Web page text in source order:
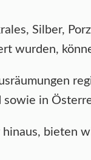
Silber,
wurden,
in
bieten